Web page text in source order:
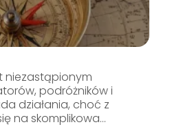
niezastąpionym
podróżników i
działania, choć z
na skomplikowa...